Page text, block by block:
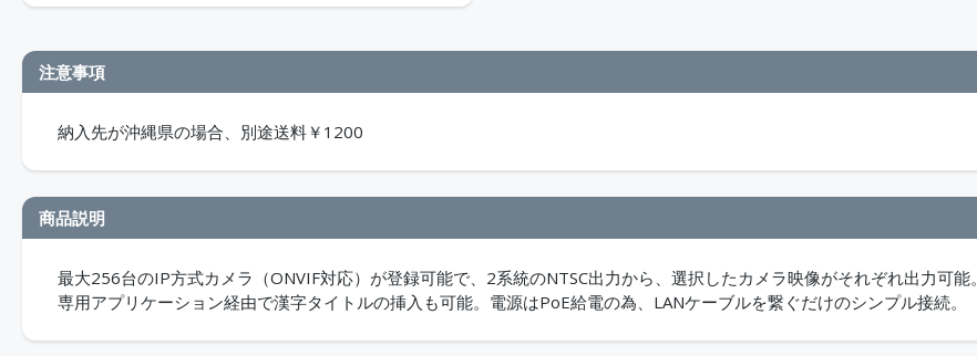
注意事項
納入先が沖縄県の場合、別途送料￥1200
商品説明
最大256台のIP方式カメラ（ONVIF対応）が登録可能で、2系統のNTSC出力から、選択したカメラ映像がそれぞれ出力可能。
専用アプリケーション経由で漢字タイトルの挿入も可能。電源はPoE給電の為、LANケーブルを繋ぐだけのシンプル接続。